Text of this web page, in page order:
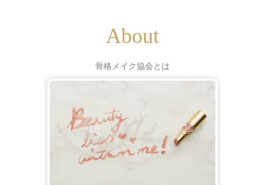
About
骨格メイク協会とは